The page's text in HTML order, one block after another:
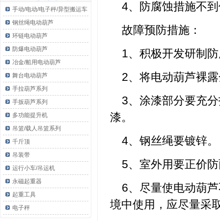
手动/电动/电子秤/异型搬运车
钢丝绳电动葫芦
环链电动葫芦
防爆电动葫芦
冶金/船用电动葫芦
舞台电动葫芦
手拉葫芦系列
手扳葫芦系列
多功能提升机
吊篮/载人吊篮系列
千斤顶
吊装带
运行小车/吊运机
永磁起重器
起重工具
电子秤
4、防腐蚀措施不
故障预防措施：
1、积极开发研制
2、将电动葫芦裸
3、涂漆部分要充
漆。
4、钢丝绳要镀锌。
5、室外用要正价
6、尽量使电动葫
境中使用，应尽量采